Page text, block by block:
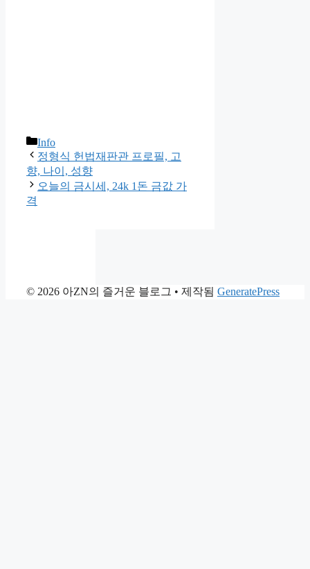
카
테
고
리
Info
정형식 헌법재판관 프로필, 고
향, 나이, 성향
오늘의 금시세, 24k 1돈 금값 가
격
© 2026 아ZN의 즐거운 블로그 • 제작됨 GeneratePress